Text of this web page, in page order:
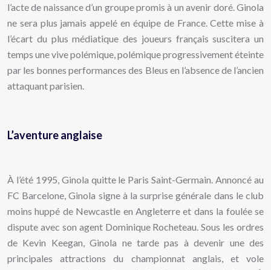
l’acte de naissance d’un groupe promis à un avenir doré. Ginola
ne sera plus jamais appelé en équipe de France. Cette mise à
l’écart du plus médiatique des joueurs français suscitera un
temps une vive polémique, polémique progressivement éteinte
par les bonnes performances des Bleus en l’absence de l’ancien
attaquant parisien.
L’aventure anglaise
À l’été 1995, Ginola quitte le Paris Saint-Germain. Annoncé au
FC Barcelone, Ginola signe à la surprise générale dans le club
moins huppé de Newcastle en Angleterre et dans la foulée se
dispute avec son agent Dominique Rocheteau. Sous les ordres
de Kevin Keegan, Ginola ne tarde pas à devenir une des
principales attractions du championnat anglais, et vole